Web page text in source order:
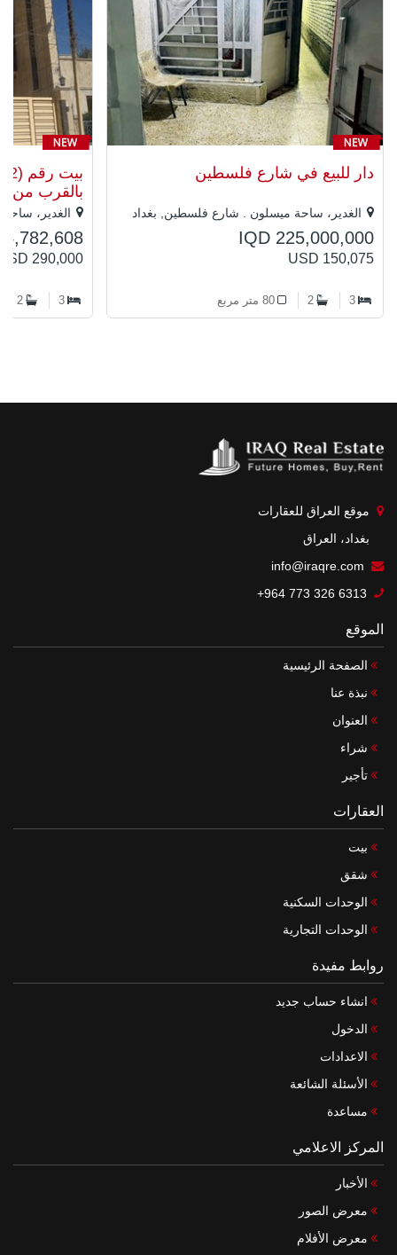
دار للبيع في شارع فلسطين
الغدير، ساحة ميسلون . شارع فلسطين, بغداد
IQD 225,000,000
USD 150,075
3
2 80 متر مربع
بالقرب من
الغدير،
290,000
3
2
موقع العراق للعقارات
بغداد، العراق
info@iraqre.com
+964 773 326 6313
الموقع
الصفحة الرئيسية
نبذة عنا
العنوان
شراء
تأجير
العقارات
بيت
شقق
الوحدات السكنية
الوحدات التجارية
روابط مفيدة
انشاء حساب جديد
الدخول
الاعدادات
الأسئلة الشائعة
مساعدة
المركز الاعلامي
الأخبار
معرض الصور
معرض الأفلام